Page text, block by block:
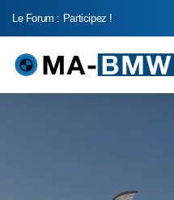
Le Forum : Participez !